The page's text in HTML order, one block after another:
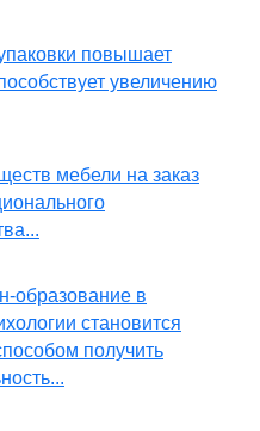
повышает
увеличению
мебели на заказ
образование в
становится
получить